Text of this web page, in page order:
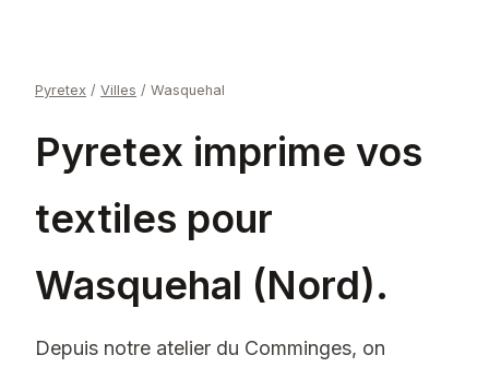
Pyretex / Villes / Wasquehal
Pyretex imprime vos
textiles pour
Wasquehal (Nord).
Depuis notre atelier du Comminges, on